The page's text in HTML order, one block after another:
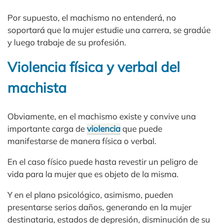
Por supuesto, el machismo no entenderá, no
soportará que la mujer estudie una carrera, se gradúe
y luego trabaje de su profesión.
Violencia física y verbal del
machista
Obviamente, en el machismo existe y convive una
importante carga deviolenciaque puede
manifestarse de manera física o verbal.
En el caso físico puede hasta revestir un peligro de
vida para la mujer que es objeto de la misma.
Y en el plano psicológico, asimismo, pueden
presentarse serios daños, generando en la mujer
destinataria, estados de depresión, disminución de su